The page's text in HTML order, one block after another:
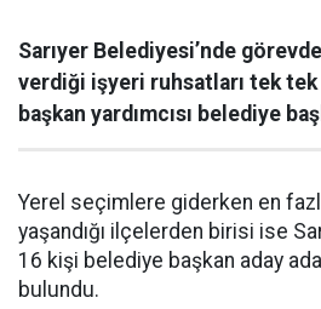
Sarıyer Belediyesi’nde
verdiği işyeri ruhsatları tek
başkan yardımcısı belediye
Yerel seçimlere giderken en
yaşandığı ilçelerden birisi ise
16 kişi belediye başkan aday
bulundu.